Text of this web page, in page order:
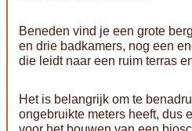
Beneden vind je een grote
en drie badkamers, nog een
die leidt naar een ruim terras
Het is belangrijk om te
ongebruikte meters heeft, dus